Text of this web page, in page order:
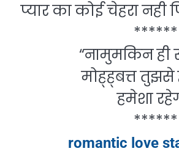
प्यार का कोई चेहरा नही
******
“नामुमकिन ही
मोह्ह्बत्त तुझसे
हमेशा
******
romantic love